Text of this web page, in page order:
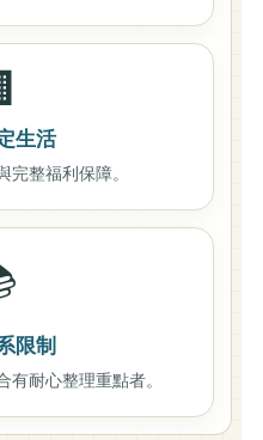
生活
完整福利保障。
限制
有耐心整理重點者。